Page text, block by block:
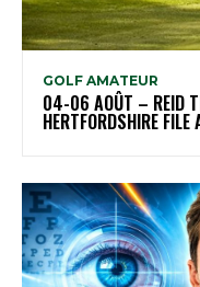
GOLF AMATEUR
04-06 AOÛT – REID
HERTFORDSHIRE FILE